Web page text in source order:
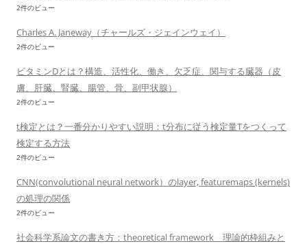
2件のビュー
Charles A. Janeway（チャールズ・ジェインウェイ）
2件のビュー
ビタミンDとは？構造、活性化、働き、欠乏症、関与する臓器（皮
膚、肝臓、腎臓、腸管、骨、副甲状腺）
2件のビュー
t検定とは？一番分かりやすい説明：t分布に従う検定量Tをつくって
検定する方法
2件のビュー
CNN(convolutional neural network）のlayer, featuremaps (kernels)
の処理の関係
2件のビュー
社会科学系論文の書き方：theoretical framework 理論的枠組みと